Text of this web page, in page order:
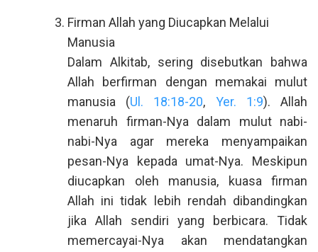
Firman Allah yang Diucapkan Melalui
Manusia
Dalam Alkitab, sering disebutkan bahwa
Allah berfirman dengan memakai mulut
manusia (Ul. 18:18-20, Yer. 1:9). Allah
menaruh firman-Nya dalam mulut nabi-
nabi-Nya agar mereka menyampaikan
pesan-Nya kepada umat-Nya. Meskipun
diucapkan oleh manusia, kuasa firman
Allah ini tidak lebih rendah dibandingkan
jika Allah sendiri yang berbicara. Tidak
memercayai-Nya akan mendatangkan